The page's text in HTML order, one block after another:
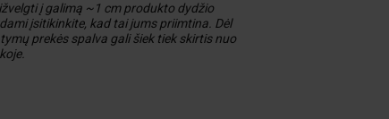
į galimą ~1 cm produkto dydžio
įsitikinkite, kad tai jums priimtina. Dėl
prekės spalva gali šiek tiek skirtis nuo